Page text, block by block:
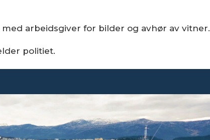
arbeidsgiver for bilder og avhør av vitner.
politiet.